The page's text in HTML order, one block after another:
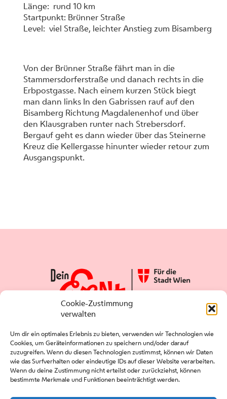
Cookie-Zustimmung
verwalten
Um dir ein optimales Erlebnis zu bieten, verwenden wir Technologien wie
Cookies, um Geräteinformationen zu speichern und/oder darauf
zuzugreifen. Wenn du diesen Technologien zustimmst, können wir Daten
wie das Surfverhalten oder eindeutige IDs auf dieser Website verarbeiten.
Wenn du deine Zustimmung nicht erteilst oder zurückziehst, können
bestimmte Merkmale und Funktionen beeinträchtigt werden.
Länge: rund 10 km
Startpunkt: Brünner Straße
Level: viel Straße, leichter Anstieg zum Bisamberg
Von der Brünner Straße fährt man in die
Stammersdorferstraße und danach rechts in die
Erbpostgasse. Nach einem kurzen Stück biegt
man dann links In den Gabrissen rauf auf den
Bisamberg Richtung Magdalenenhof und über
den Klausgraben runter nach Strebersdorf.
Bergauf geht es dann wieder über das Steinerne
Kreuz die Kellergasse hinunter wieder retour zum
Ausgangspunkt.